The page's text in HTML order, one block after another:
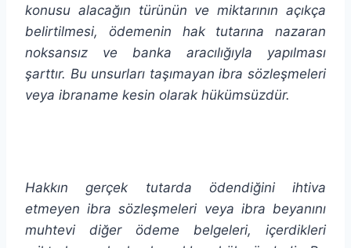
konusu alacağın türünün ve miktarının açıkça
belirtilmesi, ödemenin hak tutarına nazaran
noksansız ve banka aracılığıyla yapılması
şarttır. Bu unsurları taşımayan ibra sözleşmeleri
veya ibraname kesin olarak hükümsüzdür.
Hakkın gerçek tutarda ödendiğini ihtiva
etmeyen ibra sözleşmeleri veya ibra beyanını
muhtevi diğer ödeme belgeleri, içerdikleri